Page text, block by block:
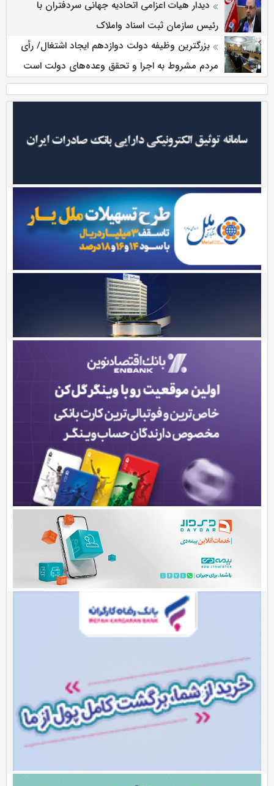
دیدار هیات اعزامی اتحادیه جهانی سردفتران با
رئیس سازمان ثبت اسناد واملاک
بزرگترین وظیفه دولت دوازدهم ایجاد اشتغال/ رأی
مردم مشروط به اجرا و تحقق وعده‌های دولت است